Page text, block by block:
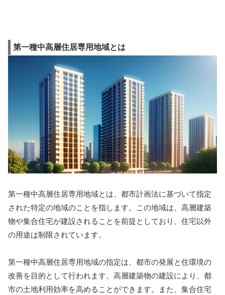
第一種中高層住居専用地域とは
第一種中高層住居専用地域とは、都市計画法に基づいて指定
された特定の地域のことを指します。この地域は、高層建築
物や集合住宅が建設されることを前提としており、住宅以外
の用途は制限されています。
第一種中高層住居専用地域の指定は、都市の発展と住環境の
改善を目的として行われます。高層建築物の建設により、都
市の土地利用効率を高めることができます。また、集合住宅